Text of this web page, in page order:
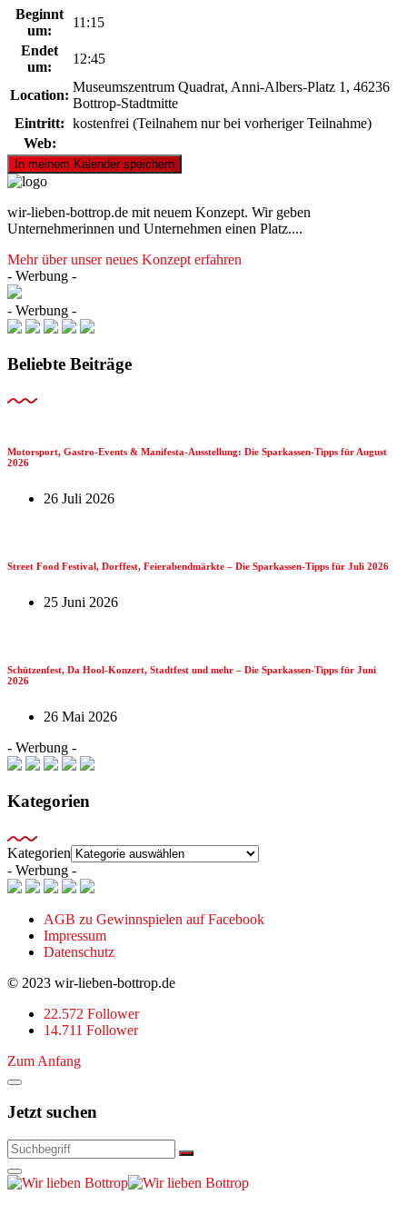
Beginnt
um:
11:15
Endet
um:
12:45
Location:
Museumszentrum Quadrat, Anni-Albers-Platz 1, 46236
Bottrop-Stadtmitte
Eintritt: kostenfrei (Teilnahem nur bei vorheriger Teilnahme)
Web:
wir-lieben-bottrop.de mit neuem Konzept. Wir geben
Unternehmerinnen und Unternehmen einen Platz....
Mehr über unser neues Konzept erfahren
- Werbung -
- Werbung -
Beliebte Beiträge
Motorsport, Gastro-Events & Manifesta-Ausstellung: Die Sparkassen-Tipps für August
2026
26 Juli 2026
Street Food Festival, Dorffest, Feierabendmärkte – Die Sparkassen-Tipps für Juli 2026
25 Juni 2026
Schützenfest, Da Hool-Konzert, Stadtfest und mehr – Die Sparkassen-Tipps für Juni
2026
26 Mai 2026
- Werbung -
Kategorien
Kategorien
- Werbung -
AGB zu Gewinnspielen auf Facebook
Impressum
Datenschutz
© 2023 wir-lieben-bottrop.de
22.572 Follower
14.711 Follower
Zum Anfang
Jetzt suchen